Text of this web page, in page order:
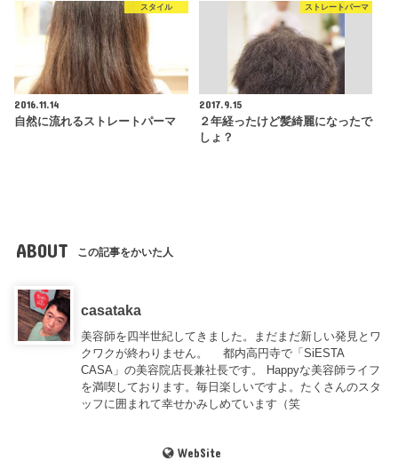
スタイル
2016.11.14
自然に流れるストレートパーマ
ストレートパーマ
2017.9.15
２年経ったけど髪綺麗になったで
しょ？
ABOUT この記事をかいた人
casataka
美容師を四半世紀してきました。まだまだ新しい発見とワ
クワクが終わりません。 都内高円寺で「SiESTA
CASA」の美容院店長兼社長です。 Happyな美容師ライフ
を満喫しております。毎日楽しいですよ。たくさんのスタ
ッフに囲まれて幸せかみしめています（笑
WebSite